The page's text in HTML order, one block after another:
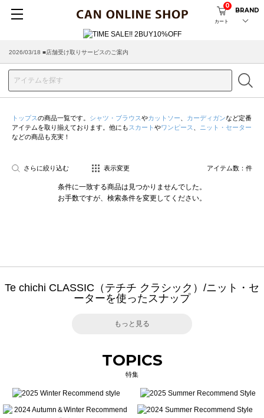
カート
0
BRAND
2026/03/18 ■店舗受け取りサービスのご案内
トップスの商品一覧です。 シャツ・ブラウスやカットソー カーディガンなど定番
アイテムを取り揃えております。他にも スカート やワンピース
ニット・セーター
などの商品も充実！
さらに絞り込む 表示変更 アイテム数： 件
条件に一致する商品は見つかりませんでした。
お手数ですが、検索条件を変更してください。
Te chichi CLASSIC（テチチ クラシック）/ニット・セ
ーターを使ったスナップ
もっと見る
TOPICS
特集